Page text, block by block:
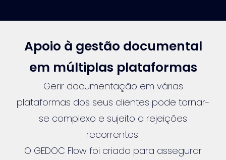
Apoio à gestão documental
em múltiplas plataformas
Gerir documentação em várias
plataformas dos seus clientes pode tornar-
se complexo e sujeito a rejeições
recorrentes.
O GEDOC Flow foi criado para assegurar